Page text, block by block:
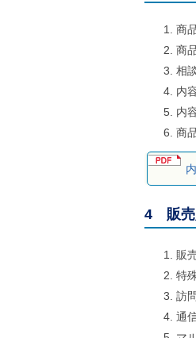
商
商
相
内
内
商
4 販売
販
特
訪
通